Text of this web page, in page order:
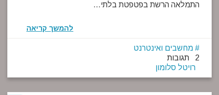
התמלאה הרשת בפטפטת בלתי…
להמשך קריאה
מחשבים ואינטרנט
2 תגובות
רויטל סלומון